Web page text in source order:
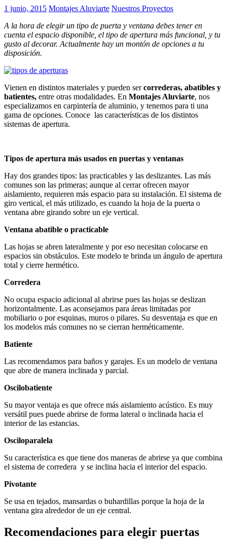
1 junio, 2015 Montajes Aluviarte Nuestros Proyectos
A la hora de elegir un tipo de puerta y ventana debes tener en
cuenta el espacio disponible, el tipo de apertura más funcional, y tu
gusto al decorar. Actualmente hay un montón de opciones a tu
disposición.
Vienen en distintos materiales y pueden sercorrederas, abatibles y
batientes, entre otras modalidades. En Montajes Aluviarte, nos
especializamos en carpintería de aluminio, y tenemos para ti una
gama de opciones. Conoce las características de los distintos
sistemas de apertura.
Tipos de apertura más usados en puertas y ventanas
Hay dos grandes tipos: las practicables y las deslizantes. Las más
comunes son las primeras; aunque al cerrar ofrecen mayor
aislamiento, requieren más espacio para su instalación. El sistema de
giro vertical, el más utilizado, es cuando la hoja de la puerta o
ventana abre girando sobre un eje vertical.
Ventana abatible o practicable
Las hojas se abren lateralmente y por eso necesitan colocarse en
espacios sin obstáculos. Este modelo te brinda un ángulo de apertura
total y cierre hermético.
Corredera
No ocupa espacio adicional al abrirse pues las hojas se deslizan
horizontalmente. Las aconsejamos para áreas limitadas por
mobiliario o por esquinas, muros o pilares. Su desventaja es que en
los modelos más comunes no se cierran herméticamente.
Batiente
Las recomendamos para baños y garajes. Es un modelo de ventana
que abre de manera inclinada y parcial.
Oscilobatiente
Su mayor ventaja es que ofrece más aislamiento acústico. Es muy
versátil pues puede abrirse de forma lateral o inclinada hacia el
interior de las estancias.
Osciloparalela
Su característica es que tiene dos maneras de abrirse ya que combina
el sistema de corredera y se inclina hacia el interior del espacio.
Pivotante
Se usa en tejados, mansardas o buhardillas porque la hoja de la
ventana gira alrededor de un eje central.
Recomendaciones para elegir puertas